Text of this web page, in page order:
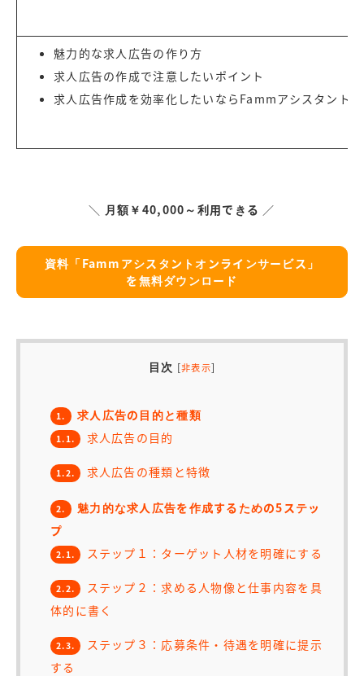
魅力的な求人広告の作り方
求人広告の作成で注意したいポイント
求人広告作成を効率化したいなら Fammアシスタント
＼ 月額￥40,000～利用できる ／
資料「Fammアシスタントオンラインサービス」
を無料ダウンロード
目次 [非表示]
1. 求人広告の目的と種類
1.1. 求人広告の目的
1.2. 求人広告の種類と特徴
2.
魅力的な求人広告を作成するための5ステッ
プ
2.1. ステップ１：ターゲット人材を明確にする
2.2.
ステップ２：求める人物像と仕事内容を具
体的に書く
2.3.
ステップ３：応募条件・待遇を明確に提示
する